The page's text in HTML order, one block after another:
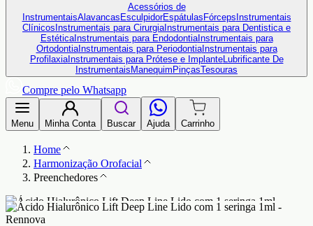
Acessórios de
InstrumentaisAlavancas EsculpidorEspátulas Fórceps Instrumentais
Clínicos Instrumentais para Cirurgia Instrumentais para Dentistica e
EstéticaInstrumentais para EndodontiaInstrumentais para
OrtodontiaInstrumentais para PeriodontiaInstrumentais para
ProfilaxiaInstrumentais para Prótese e ImplanteLubrificante De
Instrumentais Manequim PinçasTesouras
Compre pelo Whatsapp
Menu Minha Conta Buscar Ajuda Carrinho
Home
Harmonização Orofacial
Preenchedores